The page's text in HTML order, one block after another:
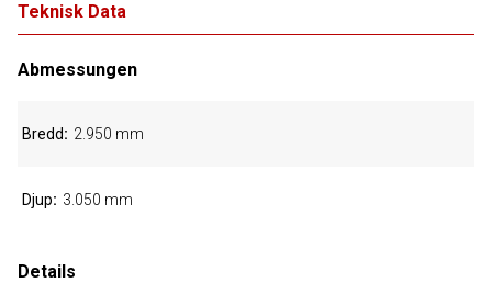
Teknisk Data
Abmessungen
Bredd 2.950 mm
Djup 3.050 mm
Details